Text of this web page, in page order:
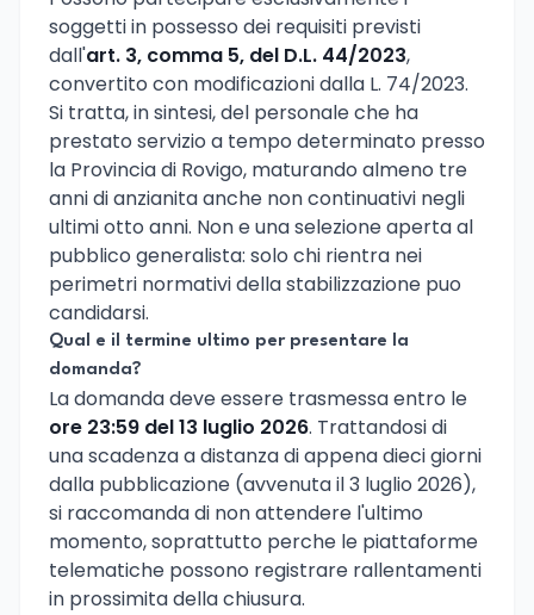
soggetti in possesso dei requisiti previsti
dall'art. 3, comma 5, del D.L. 44/2023,
convertito con modificazioni dalla L. 74/2023.
Si tratta, in sintesi, del personale che ha
prestato servizio a tempo determinato presso
la Provincia di Rovigo, maturando almeno tre
anni di anzianita anche non continuativi negli
ultimi otto anni. Non e una selezione aperta al
pubblico generalista: solo chi rientra nei
perimetri normativi della stabilizzazione puo
candidarsi.
Qual e il termine ultimo per presentare la
domanda?
La domanda deve essere trasmessa entro le
ore 23:59 del 13 luglio 2026. Trattandosi di
una scadenza a distanza di appena dieci giorni
dalla pubblicazione (avvenuta il 3 luglio 2026),
si raccomanda di non attendere l'ultimo
momento, soprattutto perche le piattaforme
telematiche possono registrare rallentamenti
in prossimita della chiusura.